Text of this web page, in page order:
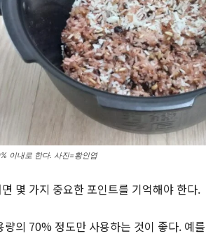
이내로 한다. 사진=황인엽
몇 가지 중요한 포인트를 기억해야 한다.
량의 70% 정도만 사용하는 것이 좋다. 예